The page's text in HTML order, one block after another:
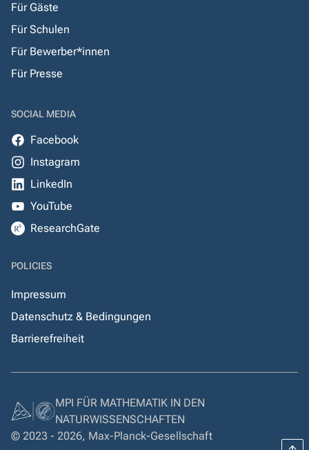
Für Gäste
Für Schulen
Für Bewerber*innen
Für Presse
SOCIAL MEDIA
Facebook
Instagram
LinkedIn
YouTube
ResearchGate
POLICIES
Impressum
Datenschutz & Bedingungen
Barrierefreiheit
MPI FÜR MATHEMATIK IN DEN
NATURWISSENSCHAFTEN
© 2023 - 2026, Max-Planck-Gesellschaft